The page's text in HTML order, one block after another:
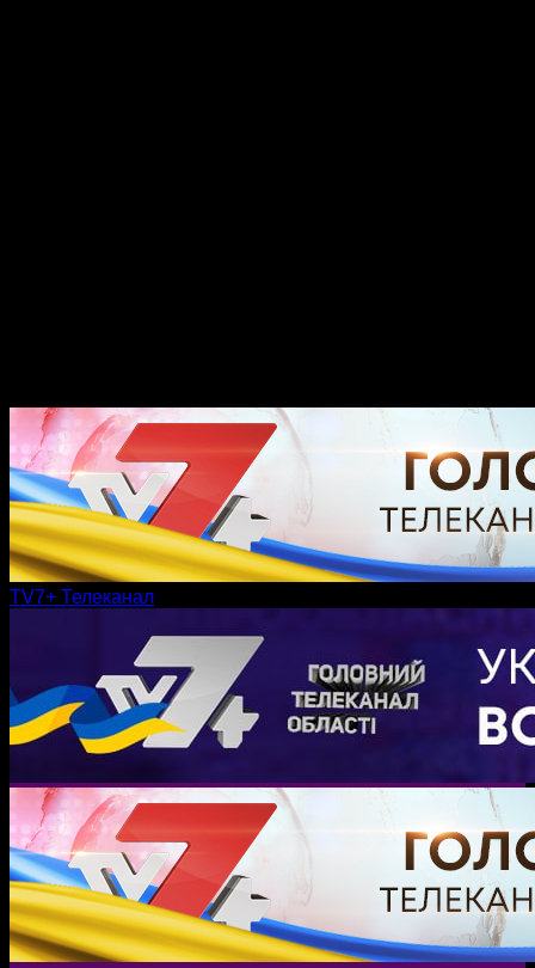
TV7+ Телеканал